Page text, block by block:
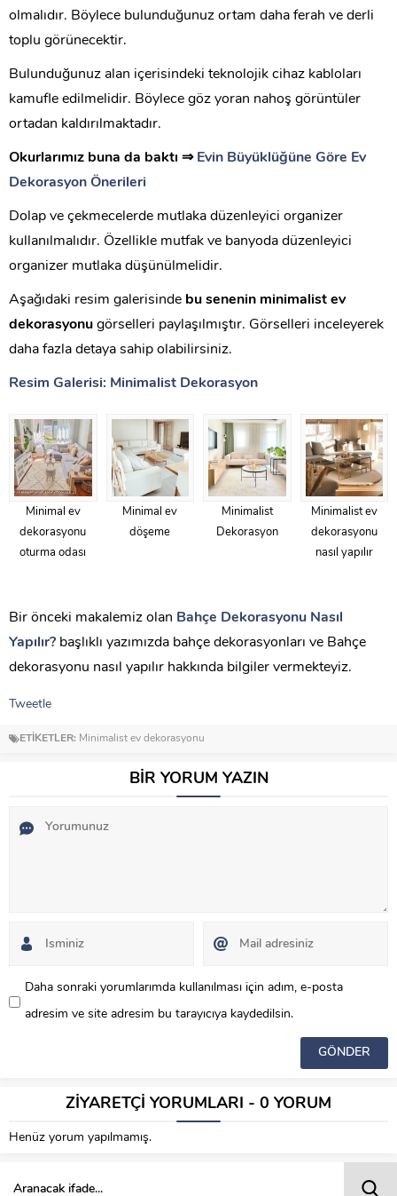
olmalıdır. Böylece bulunduğunuz ortam daha ferah ve derli
toplu görünecektir.
Bulunduğunuz alan içerisindeki teknolojik cihaz kabloları
kamufle edilmelidir. Böylece göz yoran nahoş görüntüler
ortadan kaldırılmaktadır.
Okurlarımız buna da baktı ⇒ Evin Büyüklüğüne Göre Ev
Dekorasyon Önerileri
Dolap ve çekmecelerde mutlaka düzenleyici organizer
kullanılmalıdır. Özellikle mutfak ve banyoda düzenleyici
organizer mutlaka düşünülmelidir.
Aşağıdaki resim galerisinde bu senenin minimalist ev
dekorasyonu görselleri paylaşılmıştır. Görselleri inceleyerek
daha fazla detaya sahip olabilirsiniz.
Resim Galerisi: Minimalist Dekorasyon
Minimal ev
dekorasyonu
oturma odası
Minimal ev
döşeme
Minimalist
Dekorasyon
Minimalist ev
dekorasyonu
nasıl yapılır
Bir önceki makalemiz olan Bahçe Dekorasyonu Nasıl
Yapılır? başlıklı yazımızda bahçe dekorasyonları ve Bahçe
dekorasyonu nasıl yapılır hakkında bilgiler vermekteyiz.
Tweetle
ETİKETLER: Minimalist ev dekorasyonu
BİR YORUM YAZIN
Daha sonraki yorumlarımda kullanılması için adım, e-posta
adresim ve site adresim bu tarayıcıya kaydedilsin.
ZİYARETÇİ YORUMLARI - 0 YORUM
Henüz yorum yapılmamış.